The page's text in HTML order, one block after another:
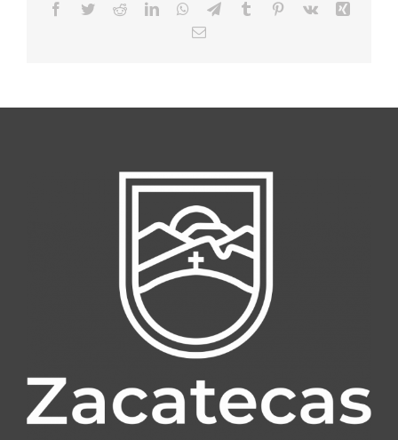
Facebook
TwitterRedditLinkedInWhatsApp
TelegramTumblr Pinterest
Vk
Email